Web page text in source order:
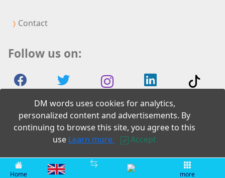
DM words uses cookies for analytics,
personalized content and advertisements. By
continuing to browse this site, you agree to this
use Learn more Accept
Contact
Follow us on:
2026 DM words
Home more